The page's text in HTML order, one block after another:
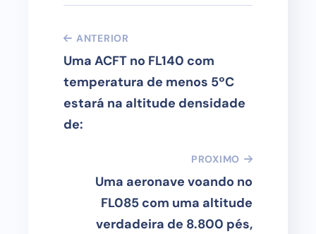
ANTERIOR
Uma ACFT no FL140 com
temperatura de menos 5ºC
estará na altitude densidade
de:
PROXIMO
Uma aeronave voando no
FL085 com uma altitude
verdadeira de 8.800 pés,